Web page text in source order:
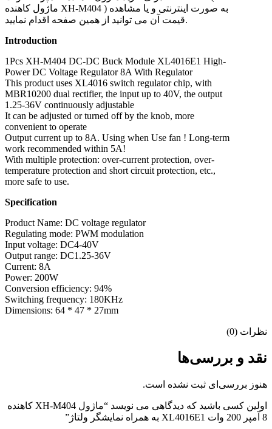
ماژول کاهنده XH-M404 ) به صورت اینترنتی و یا مشاهده
قیمت آن می توانید از همین صفحه اقدام نمایید.
Introduction
1Pcs XH-M404 DC-DC Buck Module XL4016E1 High-
Power DC Voltage Regulator 8A With Regulator
This product uses XL4016 switch regulator chip, with
MBR10200 dual rectifier, the input up to 40V, the output
1.25-36V continuously adjustable
It can be adjusted or turned off by the knob, more
convenient to operate
Output current up to 8A. Using when Use fan ! Long-term
work recommended within 5A!
With multiple protection: over-current protection, over-
temperature protection and short circuit protection, etc.,
more safe to use.
Specification
Product Name: DC voltage regulator
Regulating mode: PWM modulation
Input voltage: DC4-40V
Output range: DC1.25-36V
Current: 8A
Power: 200W
Conversion efficiency: 94%
Switching frequency: 180KHz
Dimensions: 64 * 47 * 27mm
نظرات (0)
نقد و بررسی‌ها
هنوز بررسی‌ای ثبت نشده است.
اولین کسی باشید که دیدگاهی می نویسد “ماژول XH-M404 کاهنده
8 آمپر 200 وات XL4016E1 به همراه نمایشگر ولتاژ”